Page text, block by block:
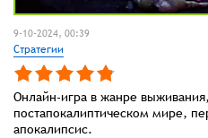
9-10-2024, 00:39
Стратегии
Онлайн-игра в жанре
постапокалиптическом мире,
апокалипсис.